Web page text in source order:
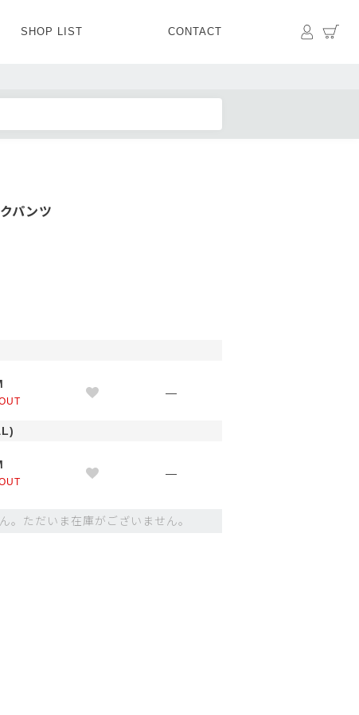
BOTTOMS
PANTS SKIRT
SHOP LIST CONTACT マイペ
パンツ
—
—
。ただいま在庫がございません。